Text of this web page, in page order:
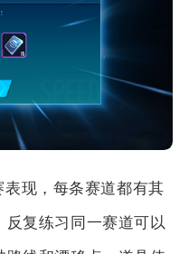
现，每条赛道都有其
复练习同一赛道可以